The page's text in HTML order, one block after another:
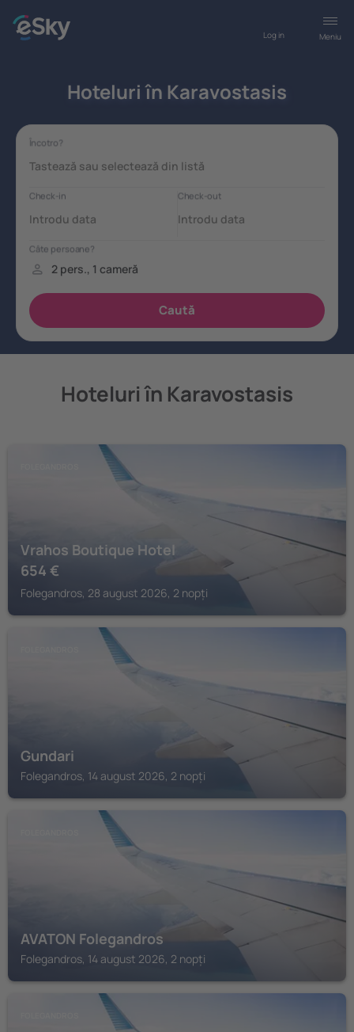
Meniu
Log in
Hoteluri în Karavostasis
Hoteluri în Karavostasis
Vrahos Boutique Hotel
654 €
Folegandros, 28 august 2026, 2 nopți
Gundari
Folegandros, 14 august 2026, 2 nopți
AVATON Folegandros
Folegandros, 14 august 2026, 2 nopți